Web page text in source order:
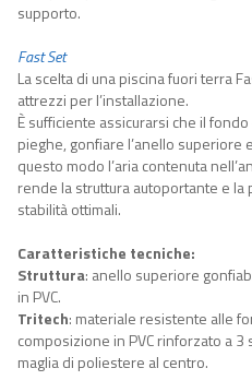
supporto.
Fast Set
La scelta di una piscina fuori terra
attrezzi per l’installazione.
È sufficiente assicurarsi che il
pieghe, gonfiare l’anello superiore
questo modo l’aria contenuta
rende la struttura autoportante e la
stabilità ottimali.
Caratteristiche tecniche:
Struttura: anello superiore
in PVC.
Tritech: materiale resistente alle
composizione in PVC rinforzato a 3
maglia di poliestere al centro.